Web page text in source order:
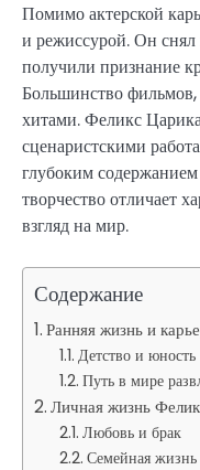
Помимо актерской
и режиссурой. Он снял
получили признание
Большинство фильмов,
хитами. Феликс
сценаристскими
глубоким
творчество отличает
взгляд на мир.
Содержание
Ранняя жизнь и
Детство и юность
Путь в мире
Личная жизнь
Любовь и брак
Семейная жизнь